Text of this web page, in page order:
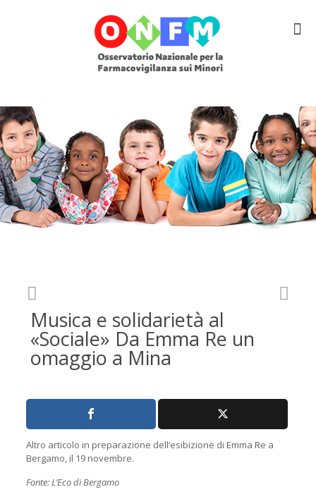
Musica e solidarietà al
«Sociale» Da Emma Re un
omaggio a Mina
Altro articolo in preparazione dell’esibizione di Emma Re a
Bergamo, il 19 novembre.
Fonte: L’Eco di Bergamo